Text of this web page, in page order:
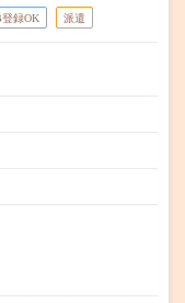
登録OK 派遣